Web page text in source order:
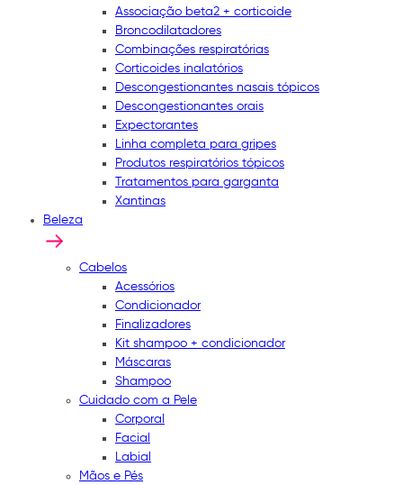
Associação beta2 + corticoide
Broncodilatadores
Combinações respiratórias
Corticoides inalatórios
Descongestionantes nasais tópicos
Descongestionantes orais
Expectorantes
Linha completa para gripes
Produtos respiratórios tópicos
Tratamentos para garganta
Xantinas
Beleza
Cabelos
Acessórios
Condicionador
Finalizadores
Kit shampoo + condicionador
Máscaras
Shampoo
Cuidado com a Pele
Corporal
Facial
Labial
Mãos e Pés